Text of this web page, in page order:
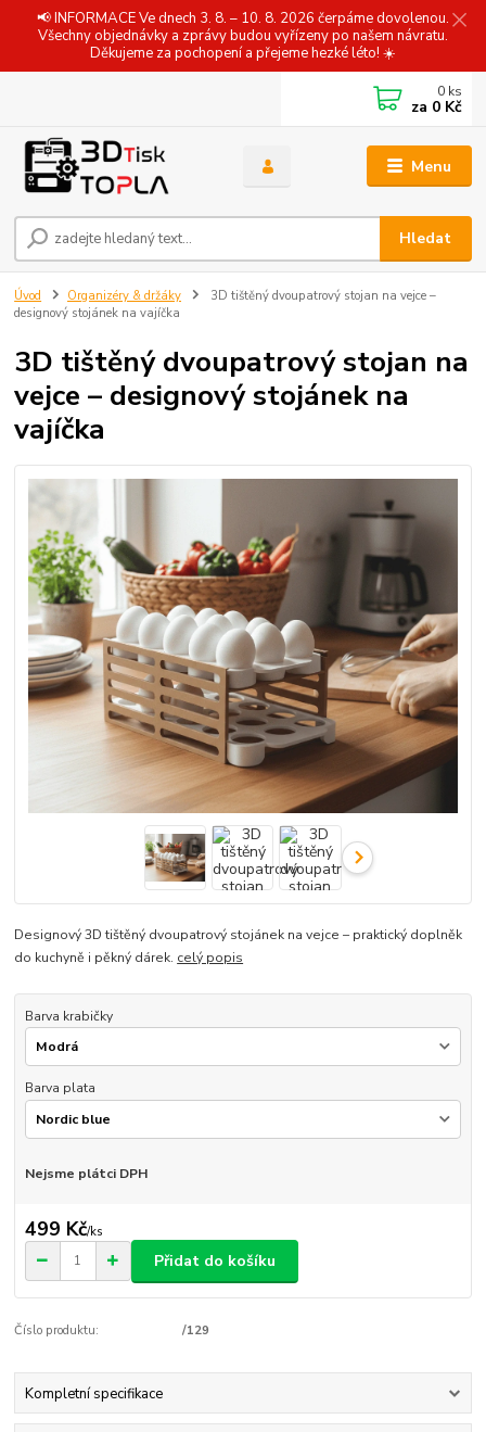
📢 INFORMACE Ve dnech 3. 8. – 10. 8. 2026 čerpáme dovolenou.
Všechny objednávky a zprávy budou vyřízeny po našem návratu.
Děkujeme za pochopení a přejeme hezké léto! ☀️
Menu
Hledat
0 ks
za 0 Kč
Úvod Organizéry & držáky
3D tištěný dvoupatrový stojan na vejce –
designový stojánek na vajíčka
3D tištěný dvoupatrový stojan na
vejce – designový stojánek na
vajíčka
Designový 3D tištěný dvoupatrový stojánek na vejce – praktický doplněk
do kuchyně i pěkný dárek. celý popis
Barva krabičky
Barva plata
Nejsme plátci DPH
499 Kč/ks
Přidat do košíku
Číslo produktu: /129
Kompletní specifikace